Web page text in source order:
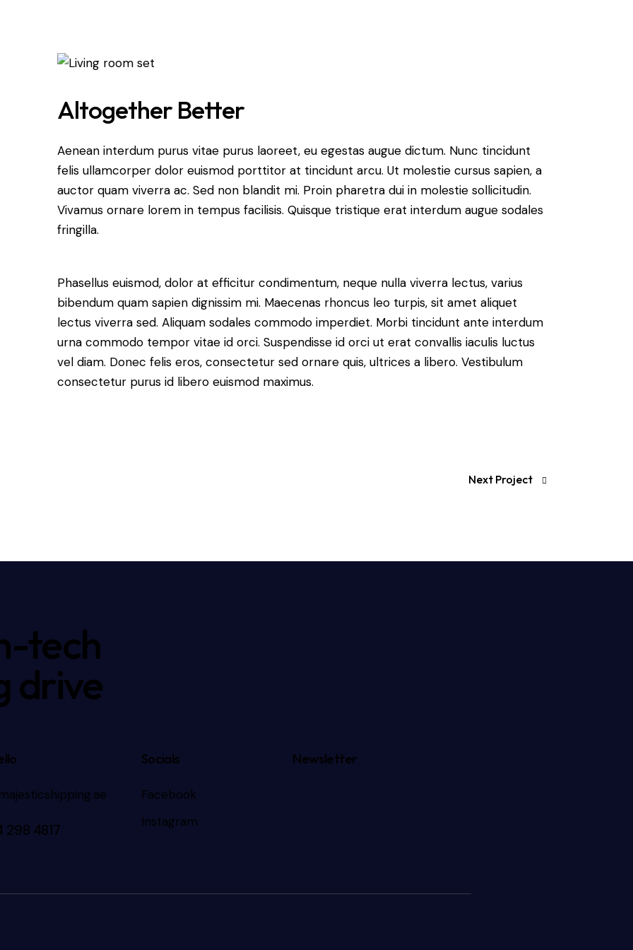
Altogether Better
Aenean interdum purus vitae purus laoreet, eu egestas augue dictum. Nunc tincidunt
felis ullamcorper dolor euismod porttitor at tincidunt arcu. Ut molestie cursus sapien, a
auctor quam viverra ac. Sed non blandit mi. Proin pharetra dui in molestie sollicitudin.
Vivamus ornare lorem in tempus facilisis. Quisque tristique erat interdum augue sodales
fringilla.
Phasellus euismod, dolor at efficitur condimentum, neque nulla viverra lectus, varius
bibendum quam sapien dignissim mi. Maecenas rhoncus leo turpis, sit amet aliquet
lectus viverra sed. Aliquam sodales commodo imperdiet. Morbi tincidunt ante interdum
urna commodo tempor vitae id orci. Suspendisse id orci ut erat convallis iaculis luctus
vel diam. Donec felis eros, consectetur sed ornare quis, ultrices a libero. Vestibulum
consectetur purus id libero euismod maximus.
Next Project
tech
drive
298 4817
Socials
Facebook
Instagram
Newsletter